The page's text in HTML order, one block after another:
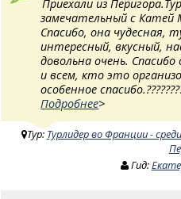
Приехали из Перигора.Тур
замечательный с Катей
Спасибо, она чудесная,
интересный, вкусный,
довольна очень. Спасибо
и всем, кто это
особенное
Подробнее>
Тур: Турлидер во Франции -
Гид: